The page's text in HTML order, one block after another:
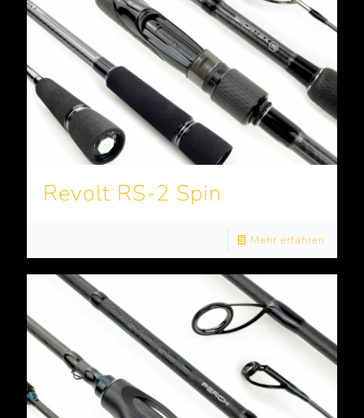
Revolt RS-2 Spin
Mehr erfahren